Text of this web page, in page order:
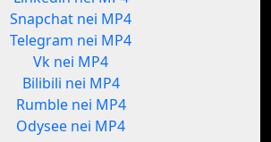
Snapchat nei MP4
Telegram nei MP4
Vk nei MP4
Bilibili nei MP4
Rumble nei MP4
Odysee nei MP4